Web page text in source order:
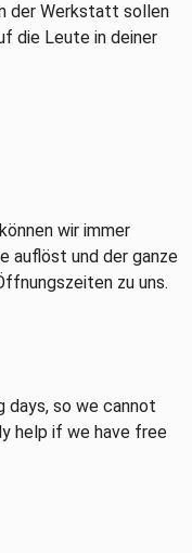
der Werkstatt sollen
die Leute in deiner
wir immer
auflöst und der ganze
zu uns.
days, so we cannot
help if we have free